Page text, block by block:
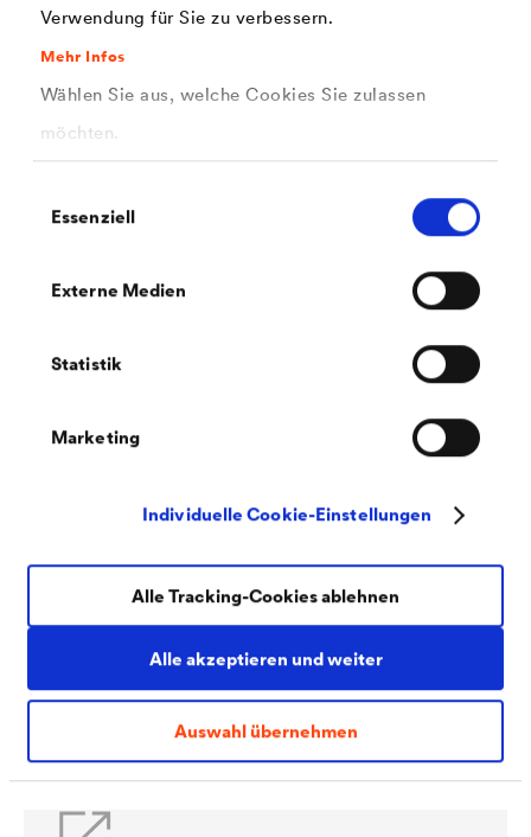
Verwendung für Sie zu verbessern.
Mehr Infos
Wählen Sie aus, welche Cookies Sie zulassen
möchten.
Essenziell
Externe Medien
Statistik
Marketing
Individuelle Cookie-Einstellungen
Alle akzeptieren und weiter
Auswahl übernehmen
Alle Tracking-Cookies ablehnen
Unterkonstruktion sicher vor Witterungseinflüssen
geschützt werden. Dies gilt ganz besonders für
Fassadenbekleidungen mit offenen Fugen. Dazu braucht
Planungshilfen
Ausschreibungstexte
Auf heinze.de finden Sie sämtliche
Ausschreibungstexte zu unserenDELTA®-Produkten.